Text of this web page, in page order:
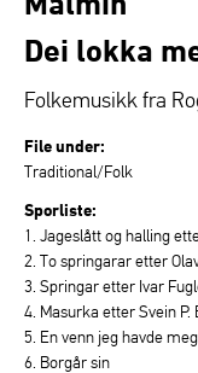
Dei lokka
Folkemusikk fra
File under:
Traditional/Folk
Sporliste:
1. Jageslått og halling
2. To springarar etter
3. Springar etter Ivar
4. Masurka etter Svein
5. En venn jeg havde
6. Borgår sin